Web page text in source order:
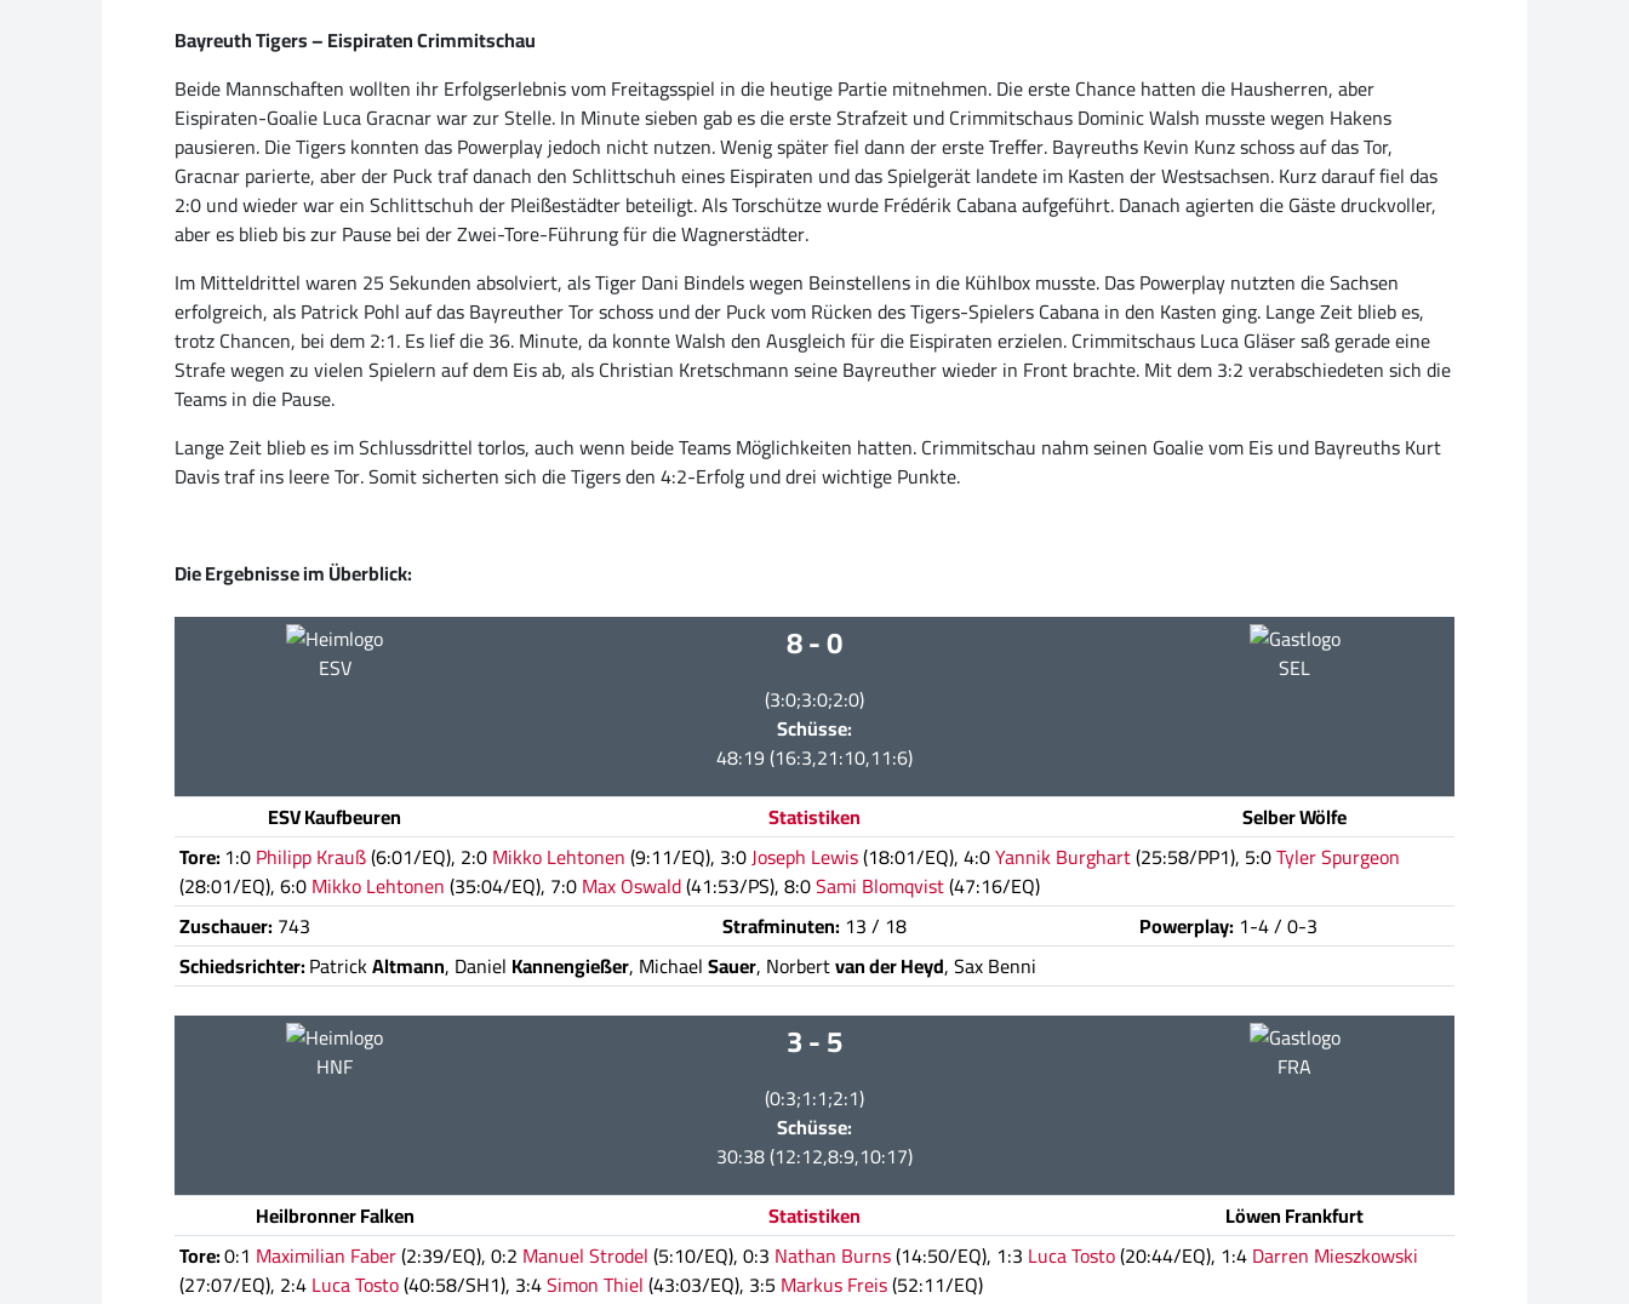
Bayreuth Tigers – Eispiraten Crimmitschau
Beide Mannschaften wollten ihr Erfolgserlebnis vom Freitagsspiel in die heutige Partie mitnehmen. Die erste Chance hatten die Hausherren, aber
Eispiraten-Goalie Luca Gracnar war zur Stelle. In Minute sieben gab es die erste Strafzeit und Crimmitschaus Dominic Walsh musste wegen Hakens
pausieren. Die Tigers konnten das Powerplay jedoch nicht nutzen. Wenig später fiel dann der erste Treffer. Bayreuths Kevin Kunz schoss auf das Tor,
Gracnar parierte, aber der Puck traf danach den Schlittschuh eines Eispiraten und das Spielgerät landete im Kasten der Westsachsen. Kurz darauf fiel das
2:0 und wieder war ein Schlittschuh der Pleißestädter beteiligt. Als Torschütze wurde Frédérik Cabana aufgeführt. Danach agierten die Gäste druckvoller,
aber es blieb bis zur Pause bei der Zwei-Tore-Führung für die Wagnerstädter.
Im Mitteldrittel waren 25 Sekunden absolviert, als Tiger Dani Bindels wegen Beinstellens in die Kühlbox musste. Das Powerplay nutzten die Sachsen
erfolgreich, als Patrick Pohl auf das Bayreuther Tor schoss und der Puck vom Rücken des Tigers-Spielers Cabana in den Kasten ging. Lange Zeit blieb es,
trotz Chancen, bei dem 2:1. Es lief die 36. Minute, da konnte Walsh den Ausgleich für die Eispiraten erzielen. Crimmitschaus Luca Gläser saß gerade eine
Strafe wegen zu vielen Spielern auf dem Eis ab, als Christian Kretschmann seine Bayreuther wieder in Front brachte. Mit dem 3:2 verabschiedeten sich die
Teams in die Pause.
Lange Zeit blieb es im Schlussdrittel torlos, auch wenn beide Teams Möglichkeiten hatten. Crimmitschau nahm seinen Goalie vom Eis und Bayreuths Kurt
Davis traf ins leere Tor. Somit sicherten sich die Tigers den 4:2-Erfolg und drei wichtige Punkte.
Die Ergebnisse im Überblick:
ESV 8 - 0
(3:0;3:0;2:0)
Schüsse:
48:19 (16:3,21:10,11:6)
SEL
ESV Kaufbeuren Statistiken
Selber Wölfe
Tore:1:0Philipp Krauß(6:01/EQ), 2:0Mikko Lehtonen(9:11/EQ), 3:0Joseph Lewis(18:01/EQ), 4:0Yannik Burghart(25:58/PP1), 5:0Tyler Spurgeon
(28:01/EQ), 6:0Mikko Lehtonen(35:04/EQ), 7:0Max Oswald(41:53/PS), 8:0Sami Blomqvist(47:16/EQ)
Zuschauer: 743 Strafminuten: 13 / 18 Powerplay: 1-4 / 0-3
Schiedsrichter:PatrickAltmann, Daniel Kannengießer, MichaelSauer, Norbertvan der Heyd, Sax Benni
HNF 3 - 5
(0:3;1:1;2:1)
Schüsse:
30:38 (12:12,8:9,10:17)
FRA
Heilbronner Falken Statistiken
Löwen Frankfurt
Tore:0:1 Maximilian Faber(2:39/EQ), 0:2 Manuel Strodel(5:10/EQ), 0:3 Nathan Burns(14:50/EQ), 1:3 Luca Tosto(20:44/EQ), 1:4Darren Mieszkowski
(27:07/EQ), 2:4Luca Tosto(40:58/SH1), 3:4Simon Thiel(43:03/EQ), 3:5 Markus Freis(52:11/EQ)